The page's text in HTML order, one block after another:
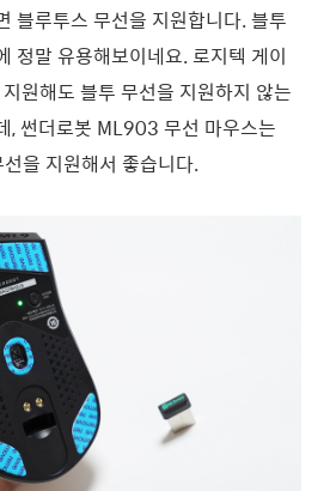
블루투스 무선을 지원합니다. 블투
정말 유용해보이네요. 로지텍 게이
원해도 블투 무선을 지원하지 않는
, 썬더로봇 ML903 무선 마우스는
을 지원해서 좋습니다.